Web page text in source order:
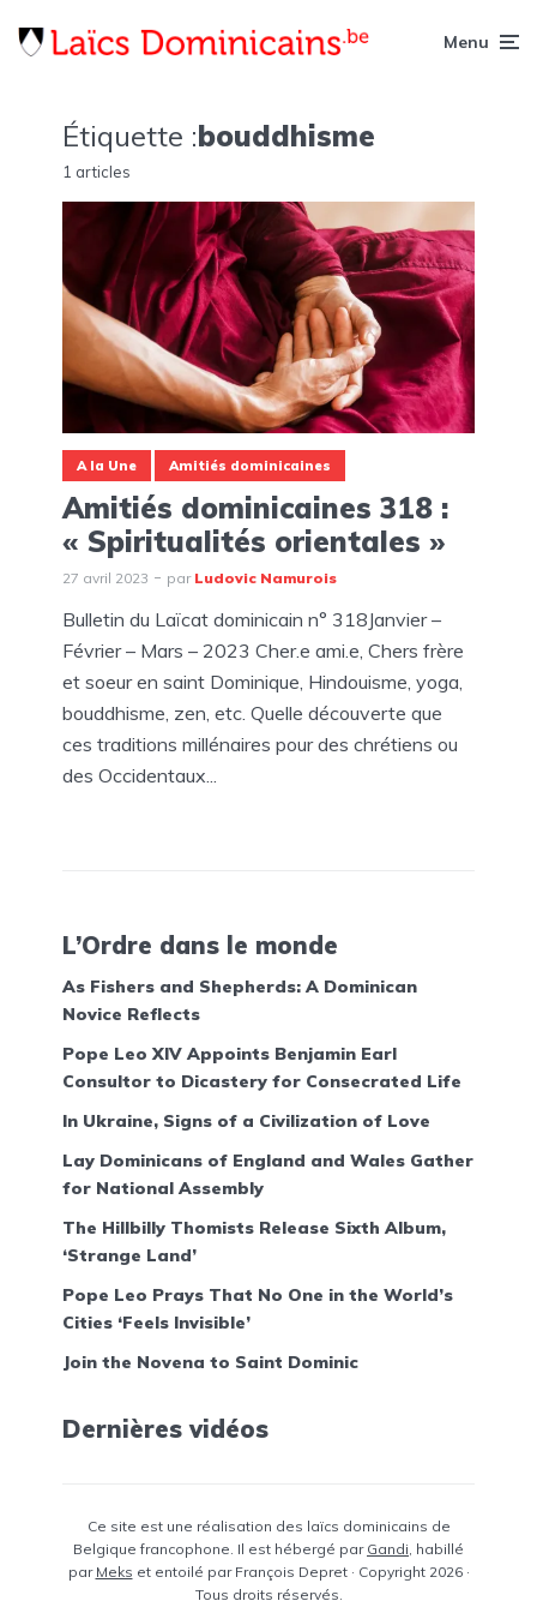
Menu
Étiquette :bouddhisme
1 articles
A la Une Amitiés dominicaines
Amitiés dominicaines 318 :
« Spiritualités orientales »
27 avril 2023 par Ludovic Namurois
Bulletin du Laïcat dominicain n° 318Janvier –
Février – Mars – 2023 Cher.e ami.e, Chers frère
et soeur en saint Dominique, Hindouisme, yoga,
bouddhisme, zen, etc. Quelle découverte que
ces traditions millénaires pour des chrétiens ou
des Occidentaux...
L’Ordre dans le monde
As Fishers and Shepherds: A Dominican
Novice Reflects
Pope Leo XIV Appoints Benjamin Earl
Consultor to Dicastery for Consecrated Life
In Ukraine, Signs of a Civilization of Love
Lay Dominicans of England and Wales Gather
for National Assembly
The Hillbilly Thomists Release Sixth Album,
‘Strange Land’
Pope Leo Prays That No One in the World’s
Cities ‘Feels Invisible’
Join the Novena to Saint Dominic
Dernières vidéos
Ce site est une réalisation des laïcs dominicains de
Belgique francophone. Il est hébergé par Gandi, habillé
par Meks et entoilé par François Depret · Copyright 2026 ·
Tous droits réservés.